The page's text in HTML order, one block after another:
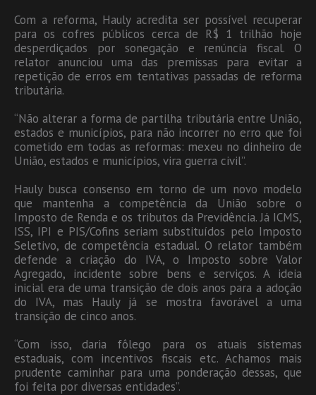
Com a reforma, Hauly acredita ser possível recuperar
para os cofres públicos cerca de R$ 1 trilhão hoje
desperdiçados por sonegação e renúncia fiscal. O
relator anunciou uma das premissas para evitar a
repetição de erros em tentativas passadas de reforma
tributária.
“Não alterar a forma de partilha tributária entre União,
estados e municípios, para não incorrer no erro que foi
cometido em todas as reformas: mexeu no dinheiro de
União, estados e municípios, vira guerra civil”.
Hauly busca consenso em torno de um novo modelo
que mantenha a competência da União sobre o
Imposto de Renda e os tributos da Previdência. Já ICMS,
ISS, IPI e PIS/Cofins seriam substituídos pelo Imposto
Seletivo, de competência estadual. O relator também
defende a criação do IVA, o Imposto sobre Valor
Agregado, incidente sobre bens e serviços. A ideia
inicial era de uma transição de dois anos para a adoção
do IVA, mas Hauly já se mostra favorável a uma
transição de cinco anos.
“Com isso, daria fôlego para os atuais sistemas
estaduais, com incentivos fiscais etc. Achamos mais
prudente caminhar para uma ponderação dessas, que
foi feita por diversas entidades”.